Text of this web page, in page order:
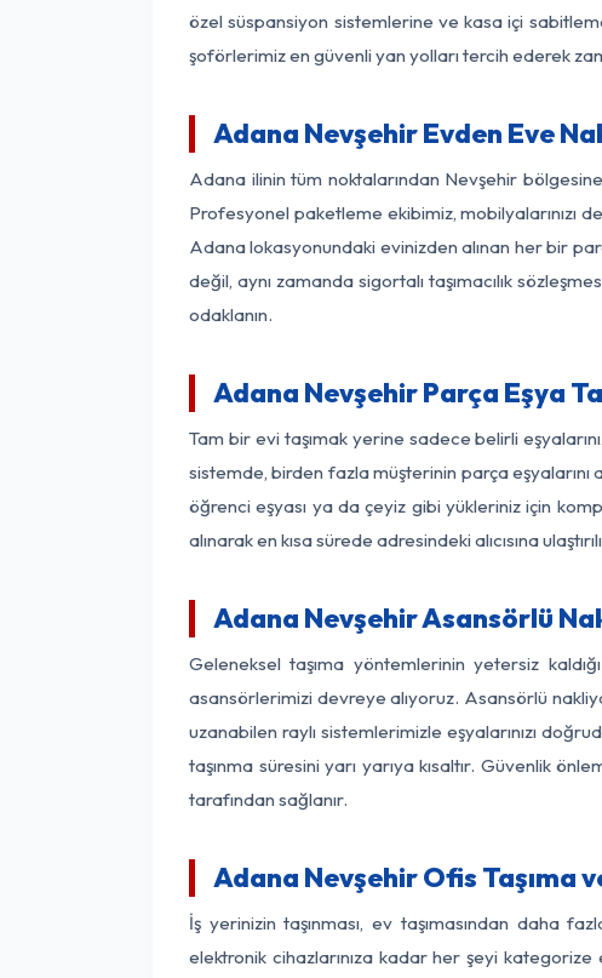
özel süspansiyon sistemlerine ve kasa içi
şoförlerimiz en güvenli yan yolları tercih ederek
Adana Nevşehir Evden Eve
Adana ilinin tüm noktalarından Nevşehir
Profesyonel paketleme ekibimiz, mobilyalarınızı
Adana lokasyonundaki evinizden alınan her bir
değil, aynı zamanda sigortalı taşımacılık
odaklanın.
Adana Nevşehir Parça Eşya
Tam bir evi taşımak yerine sadece belirli
sistemde, birden fazla müşterinin parça eşyalarını
öğrenci eşyası ya da çeyiz gibi yükleriniz için
alınarak en kısa sürede adresindeki alıcısına
Adana Nevşehir Asansörlü
Geleneksel taşıma yöntemlerinin yetersiz
asansörlerimizi devreye alıyoruz. Asansörlü
uzanabilen raylı sistemlerimizle eşyalarınızı
taşınma süresini yarı yarıya kısaltır. Güvenlik
tarafından sağlanır.
Adana Nevşehir Ofis Taşıma
İş yerinizin taşınması, ev taşımasından daha
elektronik cihazlarınıza kadar her şeyi kategorize